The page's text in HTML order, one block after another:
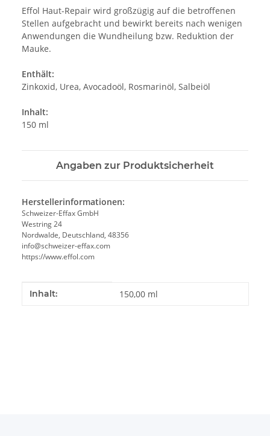
Effol Haut-Repair wird großzügig auf die betroffenen
Stellen aufgebracht und bewirkt bereits nach wenigen
Anwendungen die Wundheilung bzw. Reduktion der
Mauke.
Enthält:
Zinkoxid, Urea, Avocadoöl, Rosmarinöl, Salbeiöl
Inhalt:
150 ml
Angaben zur Produktsicherheit
Herstellerinformationen:
Schweizer-Effax GmbH
Westring 24
Nordwalde, Deutschland, 48356
info@schweizer-effax.com
https://www.effol.com
Produkteigenschaft
Wert
Inhalt: 150,00 ml